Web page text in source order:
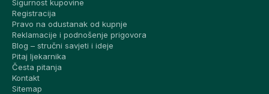
Sigurnost kupovine
Registracija
Pravo na odustanak od kupnje
Reklamacije i podnošenje prigovora
Blog – stručni savjeti i ideje
Pitaj ljekarnika
Česta pitanja
Kontakt
Sitemap